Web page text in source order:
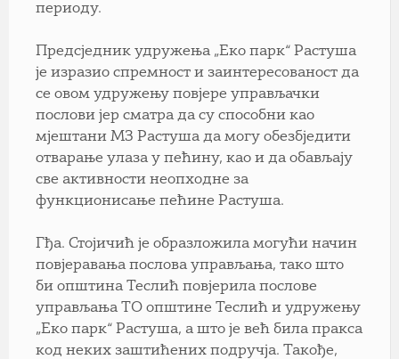
периоду.
Предсједник удружења „Еко парк“ Растуша
је изразио спремност и заинтересованост да
се овом удружењу повјере управљачки
послови јер сматра да су способни као
мјештани МЗ Растуша да могу обезбједити
отварање улаза у пећину, као и да обављају
све активности неопходне за
функционисање пећине Растуша.
Гђа. Стојичић је образложила могући начин
повјеравања послова управљања, тако што
би општина Теслић повјерила послове
управљања ТО општине Теслић и удружењу
„Еко парк“ Растуша, а што је већ била пракса
код неких заштићених подручја. Такође,